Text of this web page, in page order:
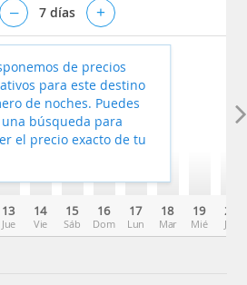
– 7 días +
13
Jue
14
Vie
15
Sáb
16
Dom
17
Lun
18
Mar
19
Mié
20
Jue
de precios
para este destino
de noches. Puedes
búsqueda para
el precio exacto de tu